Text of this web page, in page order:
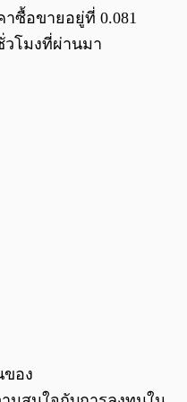
ซื้อขายอยู่ที่ 0.081
วโมงที่ผ่านมา
ของ